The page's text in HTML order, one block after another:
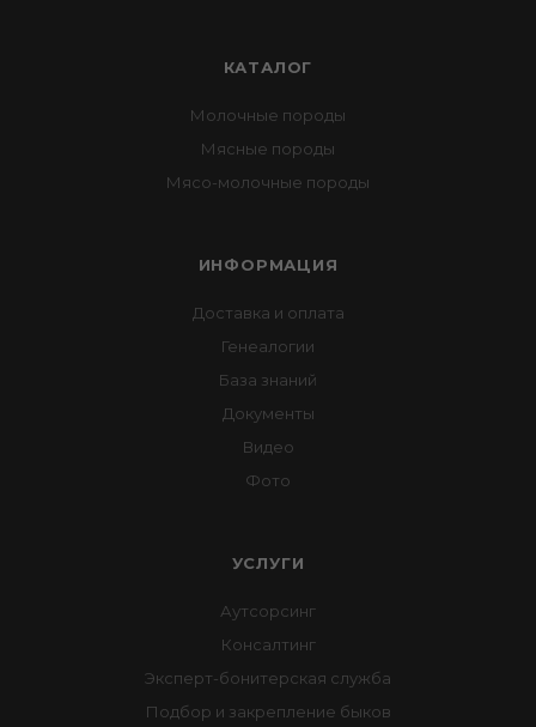
КАТАЛОГ
Молочные породы
Мясные породы
Мясо-молочные породы
ИНФОРМАЦИЯ
Доставка и оплата
Генеалогии
База знаний
Документы
Видео
Фото
УСЛУГИ
Аутсорсинг
Консалтинг
Эксперт-бонитерская служба
Подбор и закрепление быков